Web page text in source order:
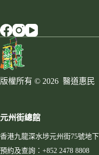
版權所有 © 2026 醫道惠民
元州街總館
香港九龍深水埗元州街75號地下
預約及查詢：+852 2478 8808